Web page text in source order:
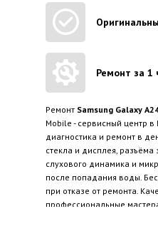
Ремонт за 1
Ремонт Samsung Galaxy
Mobile - сервисный центр в
диагностика и ремонт в
стекла и дисплея, разъёма
слухового динамика и
после попадания воды.
при отказе от ремонта.
профессиональные